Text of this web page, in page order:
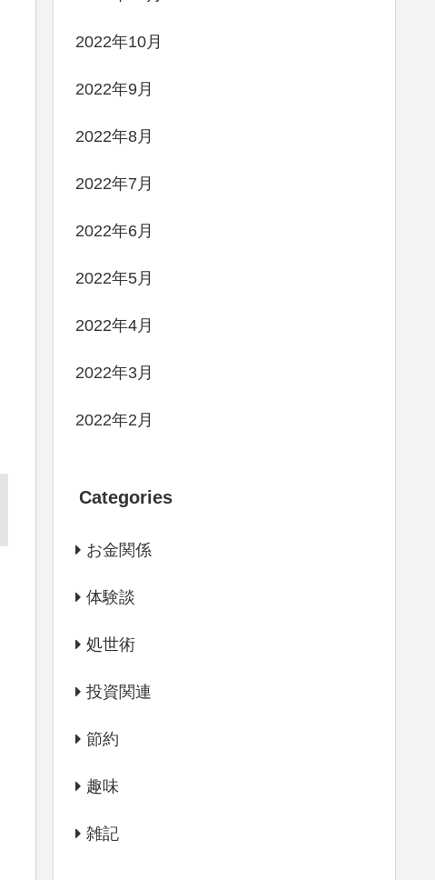
2022年10月
2022年9月
2022年8月
2022年7月
2022年6月
2022年5月
2022年4月
2022年3月
2022年2月
Categories
お金関係
体験談
処世術
投資関連
節約
趣味
雑記